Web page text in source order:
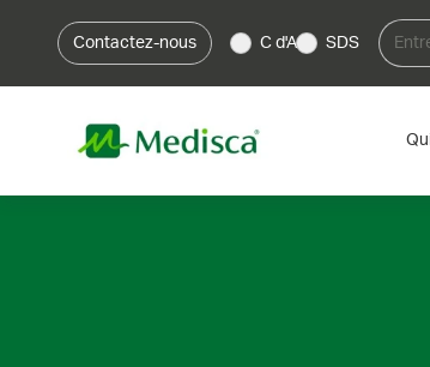
Contactez-nous C d'A SDS